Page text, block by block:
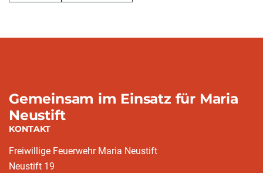
Gemeinsam im Einsatz für Maria
Neustift
KONTAKT
Freiwillige Feuerwehr Maria Neustift
Neustift 19